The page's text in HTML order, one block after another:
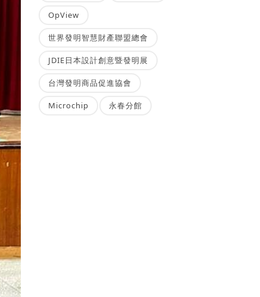
OpView
世界發明智慧財產聯盟總會
JDIE日本設計創意暨發明展
台灣發明商品促進協會
Microchip 永春分館